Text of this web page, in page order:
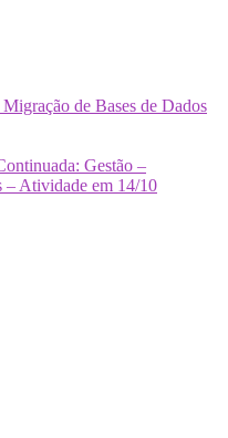
de Bases de Dados
Gestão –
– Atividade em 14/10